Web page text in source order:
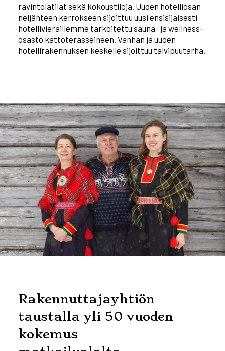
ravintolatilat sekä kokoustiloja. Uuden hotelliosan
neljänteen kerrokseen sijoittuu uusi ensisijaisesti
hotellivieraillemme tarkoitettu sauna- ja wellness-
osasto kattoterasseineen. Vanhan ja uuden
hotellirakennuksen keskelle sijoittuu talvipuutarha.
Rakennuttajayhtiön
taustalla yli 50 vuoden
kokemus